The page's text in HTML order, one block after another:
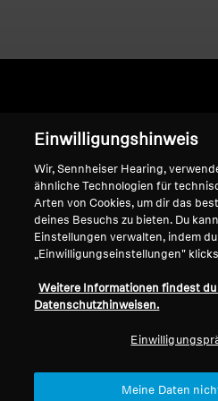
Home
Cream
Einwilligungshinweis
Wir, Sennheiser Hearing,
ähnliche Technologien für
Arten von Cookies, um dir das
deines Besuchs zu bieten. Du
Einstellungen verwalten, indem
„Einwilligungseinstellungen"
Weitere Informationen findest du
Datenschutzhinweisen.
Meine Daten